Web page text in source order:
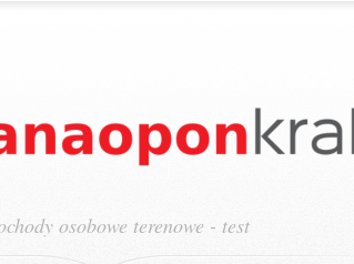
osobowe terenowe - test